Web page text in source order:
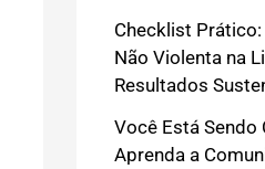
Checklist
Não Violenta na
Resultados
Você Está Sendo
Aprenda a